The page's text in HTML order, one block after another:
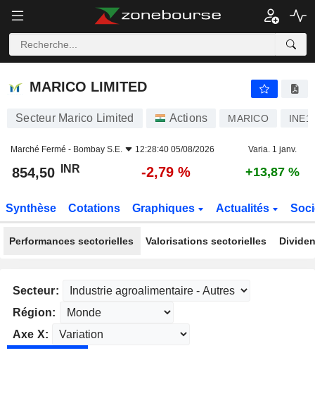
MARICO LIMITED
MARICO LIMITED
Secteur Marico Limited Actions MARICO
Marché Fermé - Bombay S.E. 12:28:40 05/08/2026 Varia. 1 janv.
854,50 INR -2,79 % +13,87 %
Synthèse Cotations Graphiques Actualités
Performances sectorielles Valorisations sectorielles
Secteur:
Région:
Axe X: